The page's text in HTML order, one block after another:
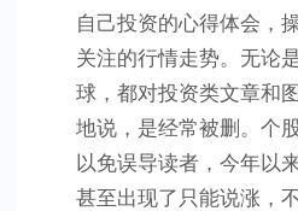
自己投资的心得体会，
关注的行情走势。无论
球，都对投资类文章和
地说，是经常被删。个
以免误导读者，今年以
甚至出现了只能说涨，